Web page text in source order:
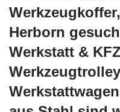
Herborn
Werkstatt &